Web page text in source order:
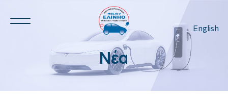
English
3
Νέα